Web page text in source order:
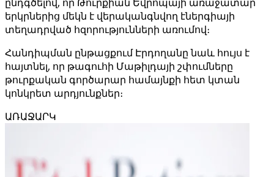
երկրներից մեկն է վերականգնվող էներգիայի
տեղադրված հզորությունների առումով։
Հանդիպման ընթացքում Էրդողանը նաև հույս է
հայտնել, որ թագուհի Մաթիլդայի շփումները
թուրքական գործարար համայնքի հետ կտան
կոնկրետ արդյունքներ։
ԱՌԱՋԱՐԿ